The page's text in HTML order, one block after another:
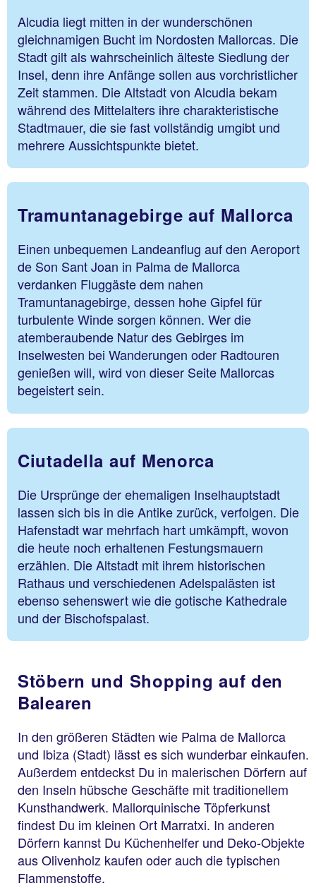
Alcudia liegt mitten in der wunderschönen
gleichnamigen Bucht im Nordosten Mallorcas. Die
Stadt gilt als wahrscheinlich älteste Siedlung der
Insel, denn ihre Anfänge sollen aus vorchristlicher
Zeit stammen. Die Altstadt von Alcudia bekam
während des Mittelalters ihre charakteristische
Stadtmauer, die sie fast vollständig umgibt und
mehrere Aussichtspunkte bietet.
Tramuntanagebirge auf Mallorca
Einen unbequemen Landeanflug auf den Aeroport
de Son Sant Joan in Palma de Mallorca
verdanken Fluggäste dem nahen
Tramuntanagebirge, dessen hohe Gipfel für
turbulente Winde sorgen können. Wer die
atemberaubende Natur des Gebirges im
Inselwesten bei Wanderungen oder Radtouren
genießen will, wird von dieser Seite Mallorcas
begeistert sein.
Ciutadella auf Menorca
Die Ursprünge der ehemaligen Inselhauptstadt
lassen sich bis in die Antike zurück, verfolgen. Die
Hafenstadt war mehrfach hart umkämpft, wovon
die heute noch erhaltenen Festungsmauern
erzählen. Die Altstadt mit ihrem historischen
Rathaus und verschiedenen Adelspalästen ist
ebenso sehenswert wie die gotische Kathedrale
und der Bischofspalast.
Stöbern und Shopping auf den
Balearen
In den größeren Städten wie Palma de Mallorca
und Ibiza (Stadt) lässt es sich wunderbar einkaufen.
Außerdem entdeckst Du in malerischen Dörfern auf
den Inseln hübsche Geschäfte mit traditionellem
Kunsthandwerk. Mallorquinische Töpferkunst
findest Du im kleinen Ort Marratxi. In anderen
Dörfern kannst Du Küchenhelfer und Deko-Objekte
aus Olivenholz kaufen oder auch die typischen
Flammenstoffe.